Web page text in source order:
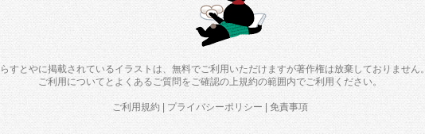
すとやに掲載されているイラストは、無料でご利用いただけますが著作権は放棄しておりません。
ご利用について と よくあるご質問をご確認の上規約の範囲内でご利用ください。
ご利用規約 プライバシーポリシー| 免責事項